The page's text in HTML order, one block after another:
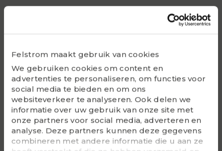
Felstrom maakt gebruik van cookies
We gebruiken cookies om content en
advertenties te personaliseren, om functies voor
social media te bieden en om ons
websiteverkeer te analyseren. Ook delen we
informatie over uw gebruik van onze site met
onze partners voor social media, adverteren en
analyse. Deze partners kunnen deze gegevens
combineren met andere informatie die u aan ze
15810
SUC206
Housing
F206
G - Bolt size
M10